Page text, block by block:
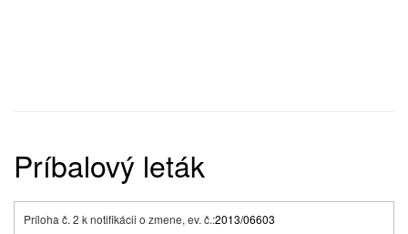
Príbalový leták
Príloha č. 2 k notifikácii o zmene, ev. č.:2013/06603